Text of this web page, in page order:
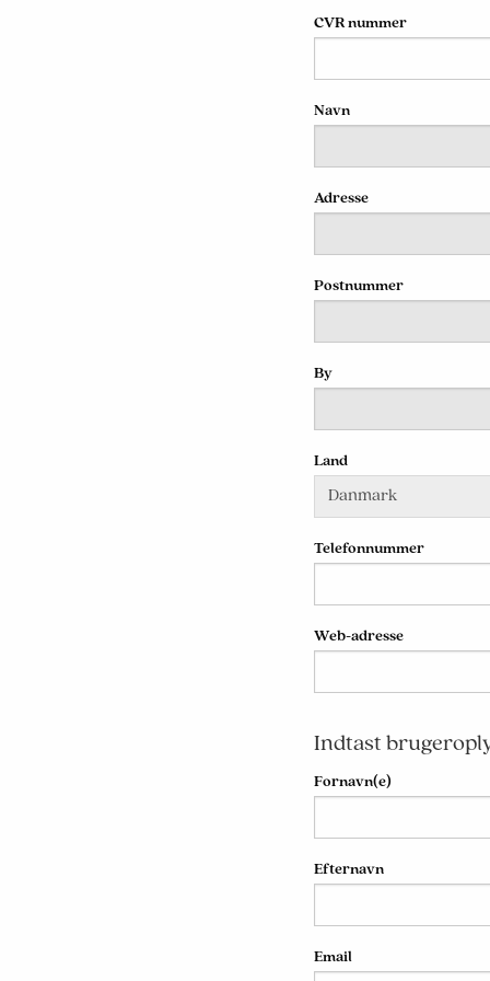
CVR nummer
Navn
Adresse
Postnummer
By
Land
Telefonnummer
Web-adresse
Indtast
Fornavn(e)
Efternavn
Email